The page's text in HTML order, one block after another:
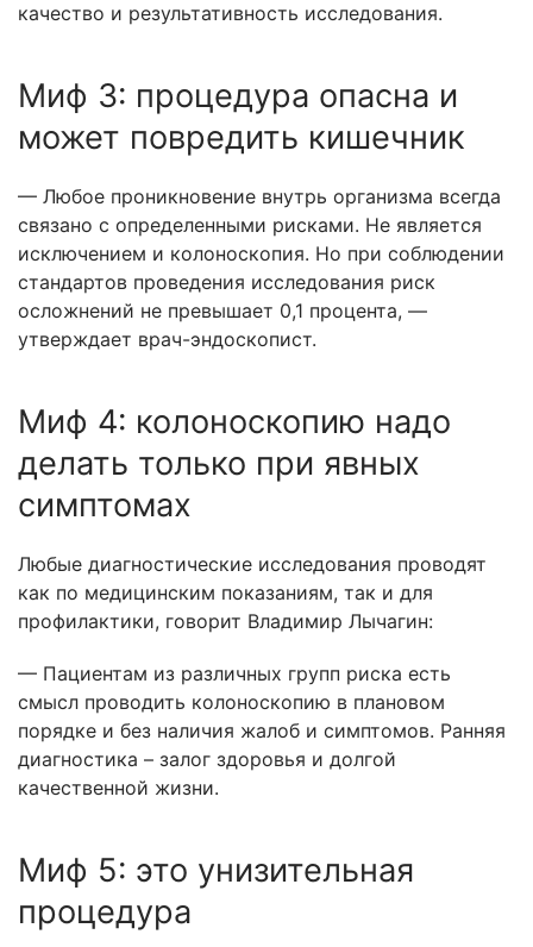
качество и результативность исследования.
Миф 3: процедура опасна и
может повредить кишечник
— Любое проникновение внутрь организма всегда
связано с определенными рисками. Не является
исключением и колоноскопия. Но при соблюдении
стандартов проведения исследования риск
осложнений не превышает 0,1 процента, —
утверждает врач-эндоскопист.
Миф 4: колоноскопию надо
делать только при явных
симптомах
Любые диагностические исследования проводят
как по медицинским показаниям, так и для
профилактики, говорит Владимир Лычагин:
— Пациентам из различных групп риска есть
смысл проводить колоноскопию в плановом
порядке и без наличия жалоб и симптомов. Ранняя
диагностика – залог здоровья и долгой
качественной жизни.
Миф 5: это унизительная
процедура